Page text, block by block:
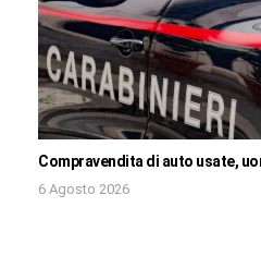
Compravendita di auto usate,
6 Agosto 2026